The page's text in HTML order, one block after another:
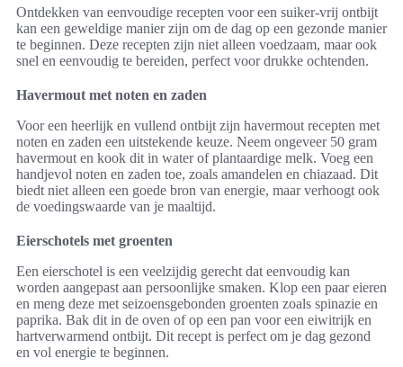
Ontdekken van eenvoudige recepten voor een suiker-vrij ontbijt
kan een geweldige manier zijn om de dag op een gezonde manier
te beginnen. Deze recepten zijn niet alleen voedzaam, maar ook
snel en eenvoudig te bereiden, perfect voor drukke ochtenden.
Havermout met noten en zaden
Voor een heerlijk en vullend ontbijt zijn havermout recepten met
noten en zaden een uitstekende keuze. Neem ongeveer 50 gram
havermout en kook dit in water of plantaardige melk. Voeg een
handjevol noten en zaden toe, zoals amandelen en chiazaad. Dit
biedt niet alleen een goede bron van energie, maar verhoogt ook
de voedingswaarde van je maaltijd.
Eierschotels met groenten
Een eierschotel is een veelzijdig gerecht dat eenvoudig kan
worden aangepast aan persoonlijke smaken. Klop een paar eieren
en meng deze met seizoensgebonden groenten zoals spinazie en
paprika. Bak dit in de oven of op een pan voor een eiwitrijk en
hartverwarmend ontbijt. Dit recept is perfect om je dag gezond
en vol energie te beginnen.